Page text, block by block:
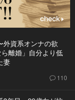
外資系オンナの欲
離婚」自分より低
妻
110